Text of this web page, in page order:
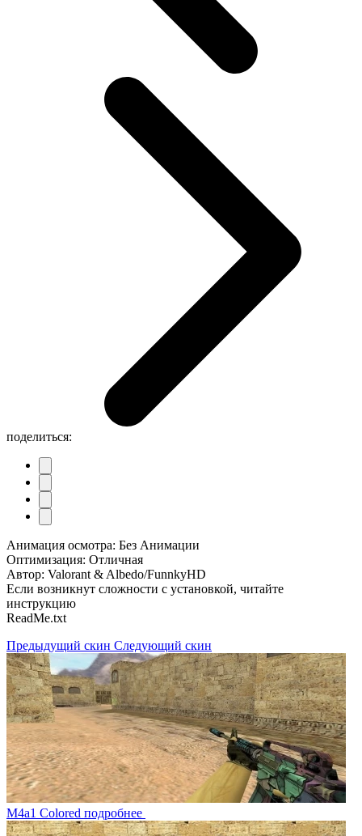
поделиться:
Анимация осмотра: Без Анимации
Оптимизация: Отличная
Автор: Valorant & Albedo/FunnkyHD
Если возникнут сложности с установкой, читайте
инструкцию
ReadMe.txt
Предыдущий скин Следующий скин
M4a1 Colored подробнее